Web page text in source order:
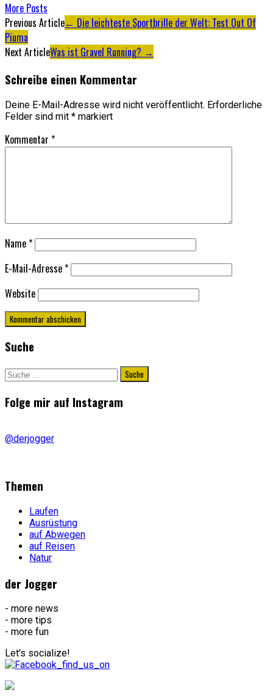
More Posts
Artikel-
Navigation
Previous Article← Die leichteste Sportbrille der Welt: Test Out Of
Piuma
Next ArticleWas ist Gravel Running? →
Schreibe einen Kommentar
Deine E-Mail-Adresse wird nicht veröffentlicht. Erforderliche
Felder sind mit * markiert
Kommentar *
Name*
E-Mail-Adresse*
Website
Suche
Suche
nach:
Folge mir auf Instagram
@derjogger
Themen
Laufen
Ausrüstung
auf Abwegen
auf Reisen
Natur
der Jogger
- more news
- more tips
- more fun
Let's socialize!